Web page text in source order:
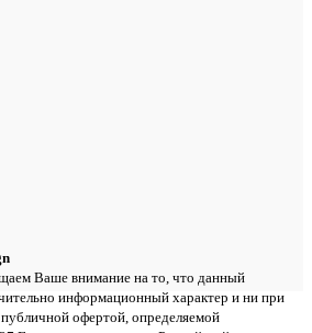
Ваше внимание на то, что данный
информационный характер и ни при
публичной офертой, определяемой